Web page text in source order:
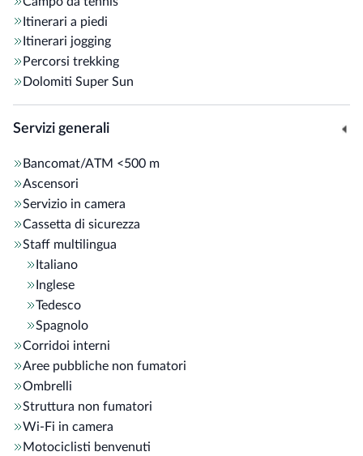
Itinerari a piedi
Itinerari jogging
Percorsi trekking
Dolomiti Super Sun
Servizi generali
Bancomat/ATM <500 m
Ascensori
Servizio in camera
Cassetta di sicurezza
Staff multilingua
Italiano
Inglese
Tedesco
Spagnolo
Corridoi interni
Aree pubbliche non fumatori
Ombrelli
Struttura non fumatori
Wi-Fi in camera
Motociclisti benvenuti